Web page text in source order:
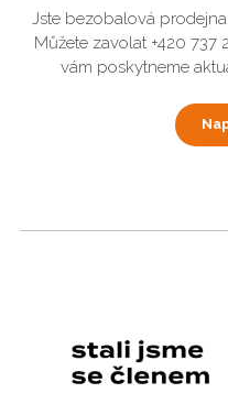
Jste bezobalová
Můžete zavolat +420
vám poskytneme